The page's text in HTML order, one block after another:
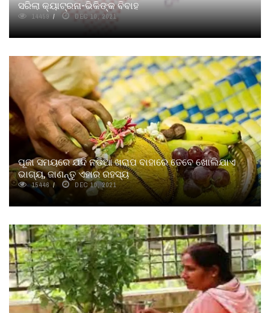
ସରିଲା କ୍ୟାଟ୍ରନା-ଭିକିଙ୍କ ବିବାହ
14459 DEC 10, 2021
ପୂଜା ସମୟରେ ଯଦି ନଡିଆ ଖରାପ ବାହାରେ ତେବେ ଖୋଲିଯାଏ
ଭାଗ୍ୟ, ଜାଣନ୍ତୁ ଏହାର ରହସ୍ୟ
15446 DEC 10, 2021